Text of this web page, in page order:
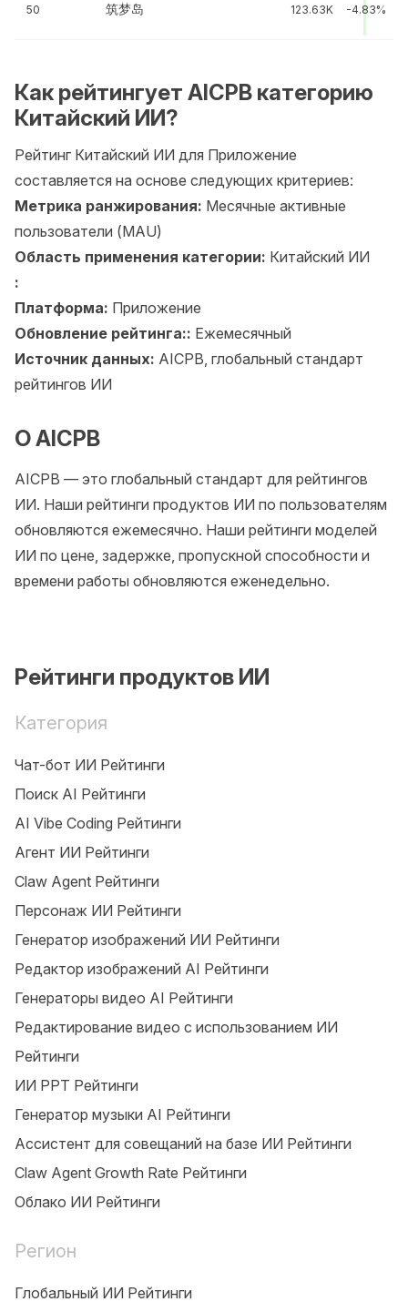
50 筑梦岛 123.63K -4.83%
Как рейтингует AICPB категорию
Китайский ИИ?
Рейтинг Китайский ИИ для Приложение
составляется на основе следующих критериев:
Метрика ранжирования: Месячные активные
пользователи (MAU)
Область применения категории: Китайский ИИ
:
Платформа: Приложение
Обновление рейтинга:: Ежемесячный
Источник данных: AICPB, глобальный стандарт
рейтингов ИИ
О AICPB
AICPB — это глобальный стандарт для рейтингов
ИИ. Наши рейтинги продуктов ИИ по пользователям
обновляются ежемесячно. Наши рейтинги моделей
ИИ по цене, задержке, пропускной способности и
времени работы обновляются еженедельно.
Рейтинги продуктов ИИ
Категория
Чат-бот ИИ Рейтинги
Поиск AI Рейтинги
AI Vibe Coding Рейтинги
Агент ИИ Рейтинги
Claw Agent Рейтинги
Персонаж ИИ Рейтинги
Генератор изображений ИИ Рейтинги
Редактор изображений AI Рейтинги
Генераторы видео AI Рейтинги
Редактирование видео с использованием ИИ
Рейтинги
ИИ PPT Рейтинги
Генератор музыки AI Рейтинги
Ассистент для совещаний на базе ИИ Рейтинги
Claw Agent Growth Rate Рейтинги
Облако ИИ Рейтинги
Регион
Глобальный ИИ Рейтинги